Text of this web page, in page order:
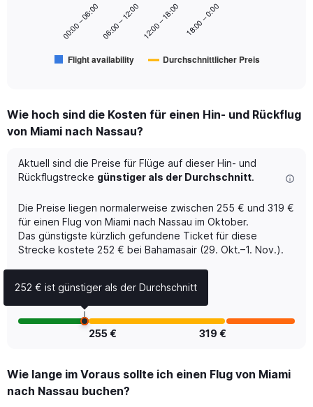
categories.
Range:
categories.
The
chart
2
Y
axes
displaying
and
of
flights.
Flight availability Durchschnittlicher Preis
00:00 – 06:00 06:00 – 12:00 12:00 – 18:00 18:00 – 0:00
Wie hoch sind die Kosten für einen Hin- und Rückflug
von Miami nach Nassau?
Aktuell sind die Preise für Flüge auf dieser Hin- und
Rückflugstrecke günstiger als der Durchschnitt.
Die Preise liegen normalerweise zwischen 255 € und 319 €
für einen Flug von Miami nach Nassau im Oktober.
Das günstigste kürzlich gefundene Ticket für diese
Strecke kostete 252 € bei Bahamasair (29. Okt.–1. Nov.).
255 € 319 €
Wie lange im Voraus sollte ich einen Flug von Miami
nach Nassau buchen?
252 € ist günstiger als der Durchschnitt